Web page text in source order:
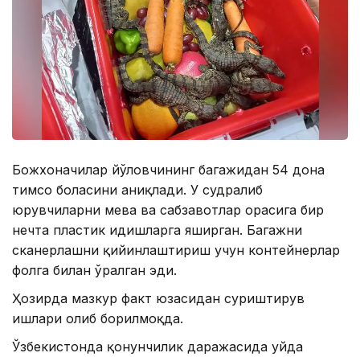
Божхоначилар йўловчининг багажидан 54 дона
тимсоҳ боласини аниқлади. У судралиб
юрувчиларни мева ва сабзавотлар орасига бир
нечта пластик идишларга яширган. Багажни
сканерлашни қийинлаштириш учун контейнерлар
фолга билан ўралган эди.
Ҳозирда мазкур факт юзасидан суриштирув
ишлари олиб борилмоқда.
Ўзбекистонда қонунчилик даражасида уйда